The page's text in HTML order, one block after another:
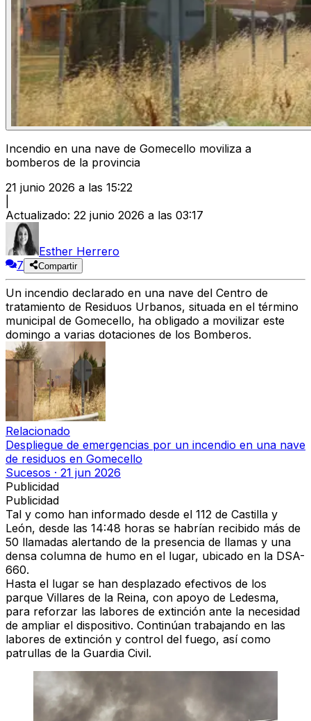
Incendio en una nave de Gomecello moviliza a
bomberos de la provincia
21 junio 2026 a las 15:22
Actualizado: 22 junio 2026 a las 03:17
Esther Herrero
7
Compartir
Un incendio declarado en una nave del Centro de
tratamiento de Residuos Urbanos, situada en el término
municipal de Gomecello, ha obligado a movilizar este
domingo a varias dotaciones de los Bomberos.
Relacionado
Despliegue de emergencias por un incendio en una nave
de residuos en Gomecello
Sucesos · 21 jun 2026
Publicidad
Publicidad
Tal y como han informado desde el 112 de Castilla y
León, desde las 14:48 horas se habrían recibido más de
50 llamadas alertando de la presencia de llamas y una
densa columna de humo en el lugar, ubicado en la DSA-
660.
Hasta el lugar se han desplazado efectivos de los
parque Villares de la Reina, con apoyo de Ledesma,
para reforzar las labores de extinción ante la necesidad
de ampliar el dispositivo. Continúan trabajando en las
labores de extinción y control del fuego, así como
patrullas de la Guardia Civil.